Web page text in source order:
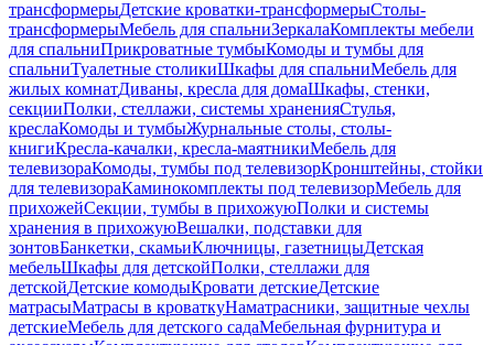
трансформерыДетские кроватки-трансформерыСтолы-
трансформерыМебель для спальниЗеркалаКомплекты мебели
для спальниПрикроватные тумбыКомоды и тумбы для
спальниТуалетные столикиШкафы для спальниМебель для
жилых комнатДиваны, кресла для домаШкафы, стенки,
секцииПолки, стеллажи, системы храненияСтулья,
креслаКомоды и тумбыЖурнальные столы, столы-
книгиКресла-качалки, кресла-маятникиМебель для
телевизораКомоды, тумбы под телевизорКронштейны, стойки
для телевизораКаминокомплекты под телевизорМебель для
прихожейСекции, тумбы в прихожуюПолки и системы
хранения в прихожуюВешалки, подставки для
зонтовБанкетки, скамьиКлючницы, газетницыДетская
мебельШкафы для детскойПолки, стеллажи для
детскойДетские комодыКровати детскиеДетские
матрасыМатрасы в кроваткуНаматрасники, защитные чехлы
детскиеМебель для детского садаМебельная фурнитура и